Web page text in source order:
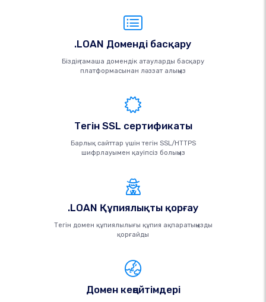
.LOAN Доменді басқару
Біздің тамаша домендік атауларды басқару
платформасынан ләззат алыңыз
Тегін SSL сертификаты
Барлық сайттар үшін тегін SSL/HTTPS
шифрлауымен қауіпсіз болыңыз
.LOAN Құпиялықты қорғау
Тегін домен құпиялылығы құпия ақпаратыңызды
қорғайды
Домен кеңейтімдері